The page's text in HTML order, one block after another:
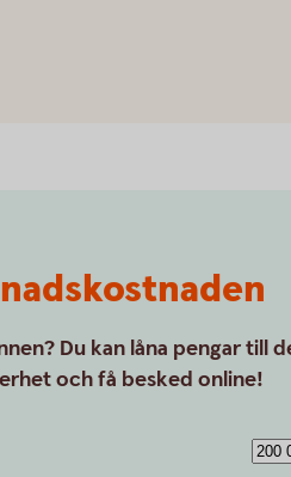
Du kan låna pengar till
och få besked online!